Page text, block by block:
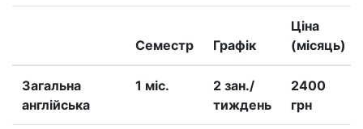
Семестр Графік
Ціна
(місяць)
Загальна
англійська
1 міс.
2 зан./
тиждень
2400
грн